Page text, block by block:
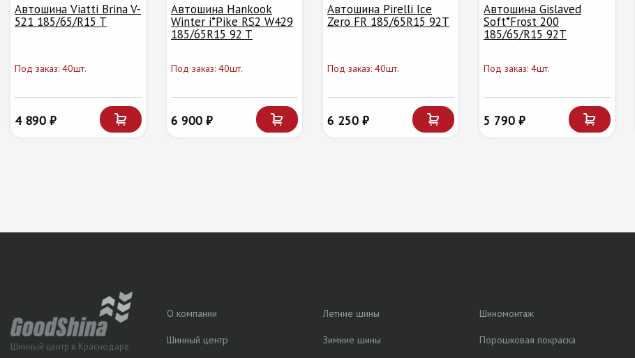
Автошина Viatti Brina V-
521 185/65/R15 T
Под заказ: 40шт.
4 890 ₽
Автошина Hankook
Winter i*Pike RS2 W429
185/65R15 92 T
Под заказ: 40шт.
6 900 ₽
Автошина Pirelli Ice
Zero FR 185/65R15 92T
Под заказ: 40шт.
6 250 ₽
Автошина Gislaved
Soft*Frost 200
185/65/R15 92T
Под заказ: 4шт.
5 790 ₽
Шинный центр в Краснодаре
О компании
Шинный центр
Летние шины
Зимние шины
Шиномонтаж
Порошковая покраска